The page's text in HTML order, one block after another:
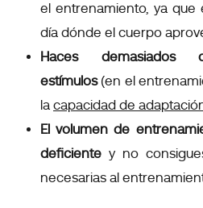
el entrenamiento, ya que
día dónde el cuerpo
Haces demasiados
estímulos(en el
la capacidad de
El volumen de
deficiente y no
necesarias al